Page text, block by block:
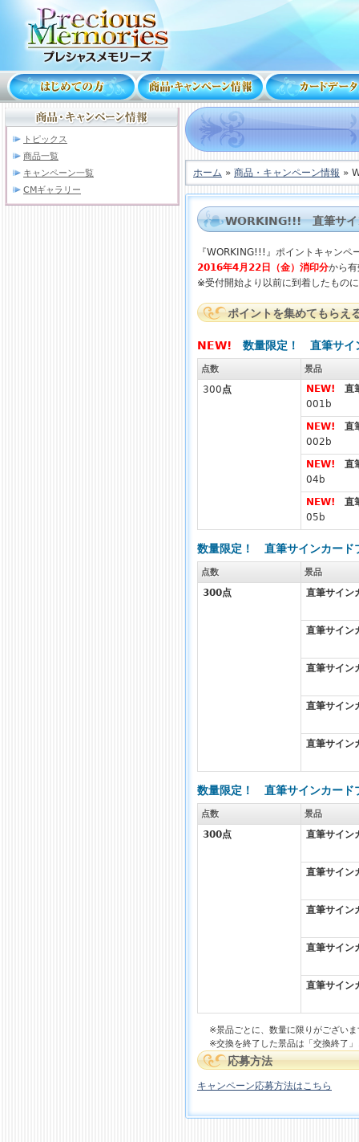
トピックス
商品一覧
キャンペーン一覧
CMギャラリー
ホーム » 商品・キャンペーン情報 »
WORKING!!! 直筆サイ
『WORKING!!!』 ポイントキャンペ
2016年4月22日（金）消印分から
※受付開始より以前に到着したもの
ポイントを集めてもらえ
NEW! 数量限定！ 直筆サイ
点数 景品
300点 NEW! 直
001b
NEW! 直
002b
NEW! 直
04b
NEW! 直
05b
数量限定！ 直筆サインカー
点数 景品
300点 直筆サイン
直筆サイン
直筆サイン
直筆サイン
直筆サイン
数量限定！ 直筆サインカード
点数 景品
300点 直筆サイン
直筆サイン
直筆サイン
直筆サイン
直筆サイン
※景品ごとに、数量に限りがございま
※交換を終了した景品は「交換終了
応募方法
キャンペーン応募方法はこちら